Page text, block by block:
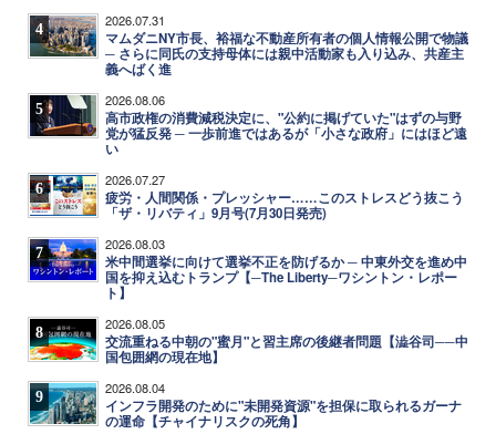
4 2026.07.31
マムダニNY市長、裕福な不動産所有者の個人情報公開で物議
─ さらに同氏の支持母体には親中活動家も入り込み、共産主
義へばく進
5 2026.08.06
高市政権の消費減税決定に、"公約に掲げていた"はずの与野
党が猛反発 ─ 一歩前進ではあるが「小さな政府」にはほど遠
い
6 2026.07.27
疲労・人間関係・プレッシャー……このストレスどう抜こう
「ザ・リバティ」9月号(7月30日発売)
7 2026.08.03
米中間選挙に向けて選挙不正を防げるか ─ 中東外交を進め中
国を抑え込むトランプ【─The Liberty─ワシントン・レポー
ト】
8 2026.08.05
交流重ねる中朝の"蜜月"と習主席の後継者問題【澁谷司──中
国包囲網の現在地】
9 2026.08.04
インフラ開発のために"未開発資源"を担保に取られるガーナ
の運命【チャイナリスクの死角】